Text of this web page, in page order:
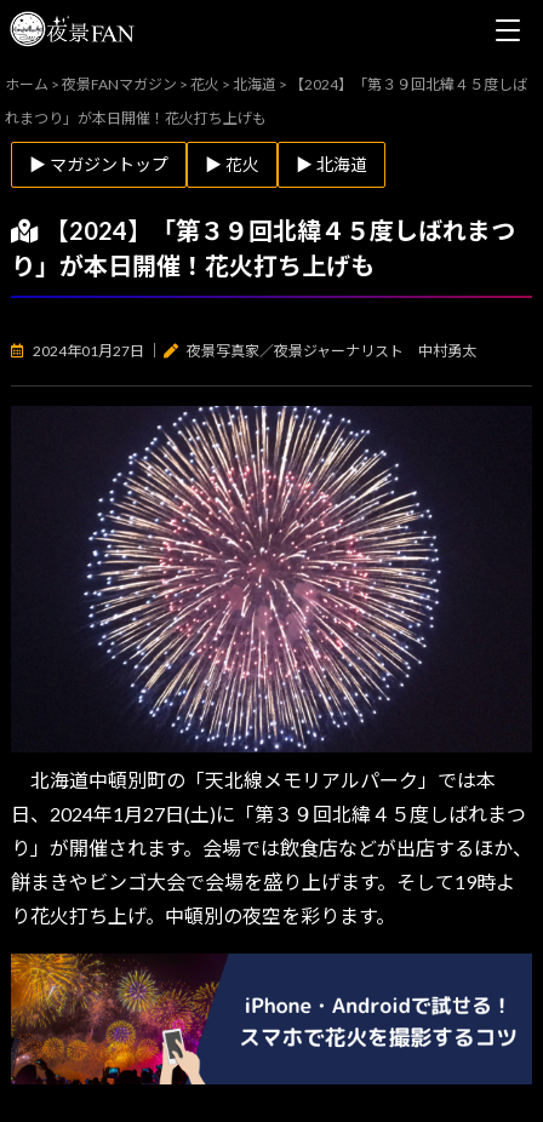
ホーム >夜景FANマガジン >花火 > 北海道 >
【2024】「第３９回北緯４５度しば
れまつり」が本日開催！花火打ち上げも
▶ マガジントップ ▶ 花火 ▶ 北海道
【2024】「第３９回北緯４５度しばれまつ
り」が本日開催！花火打ち上げも
2024年01月27日 夜景写真家／夜景ジャーナリスト 中村勇太
北海道中頓別町の「天北線メモリアルパーク」では本
日、2024年1月27日(土)に「第３９回北緯４５度しばれまつ
り」が開催されます。会場では飲食店などが出店するほか、
餅まきやビンゴ大会で会場を盛り上げます。そして19時よ
り花火打ち上げ。中頓別の夜空を彩ります。